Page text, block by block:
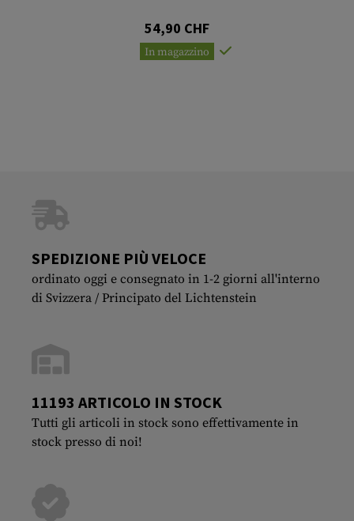
54,90 CHF
In magazzino
SPEDIZIONE PIÙ VELOCE
ordinato oggi e consegnato in 1-2 giorni all'interno
di Svizzera / Principato del Lichtenstein
11193 ARTICOLO IN STOCK
Tutti gli articoli in stock sono effettivamente in
stock presso di noi!